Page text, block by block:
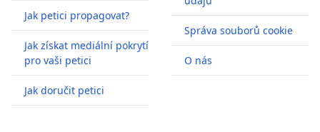
Jak petici propagovat?
Jak získat mediální pokrytí
pro vaši petici
Jak doručit petici
Správa souborů cookie
O nás